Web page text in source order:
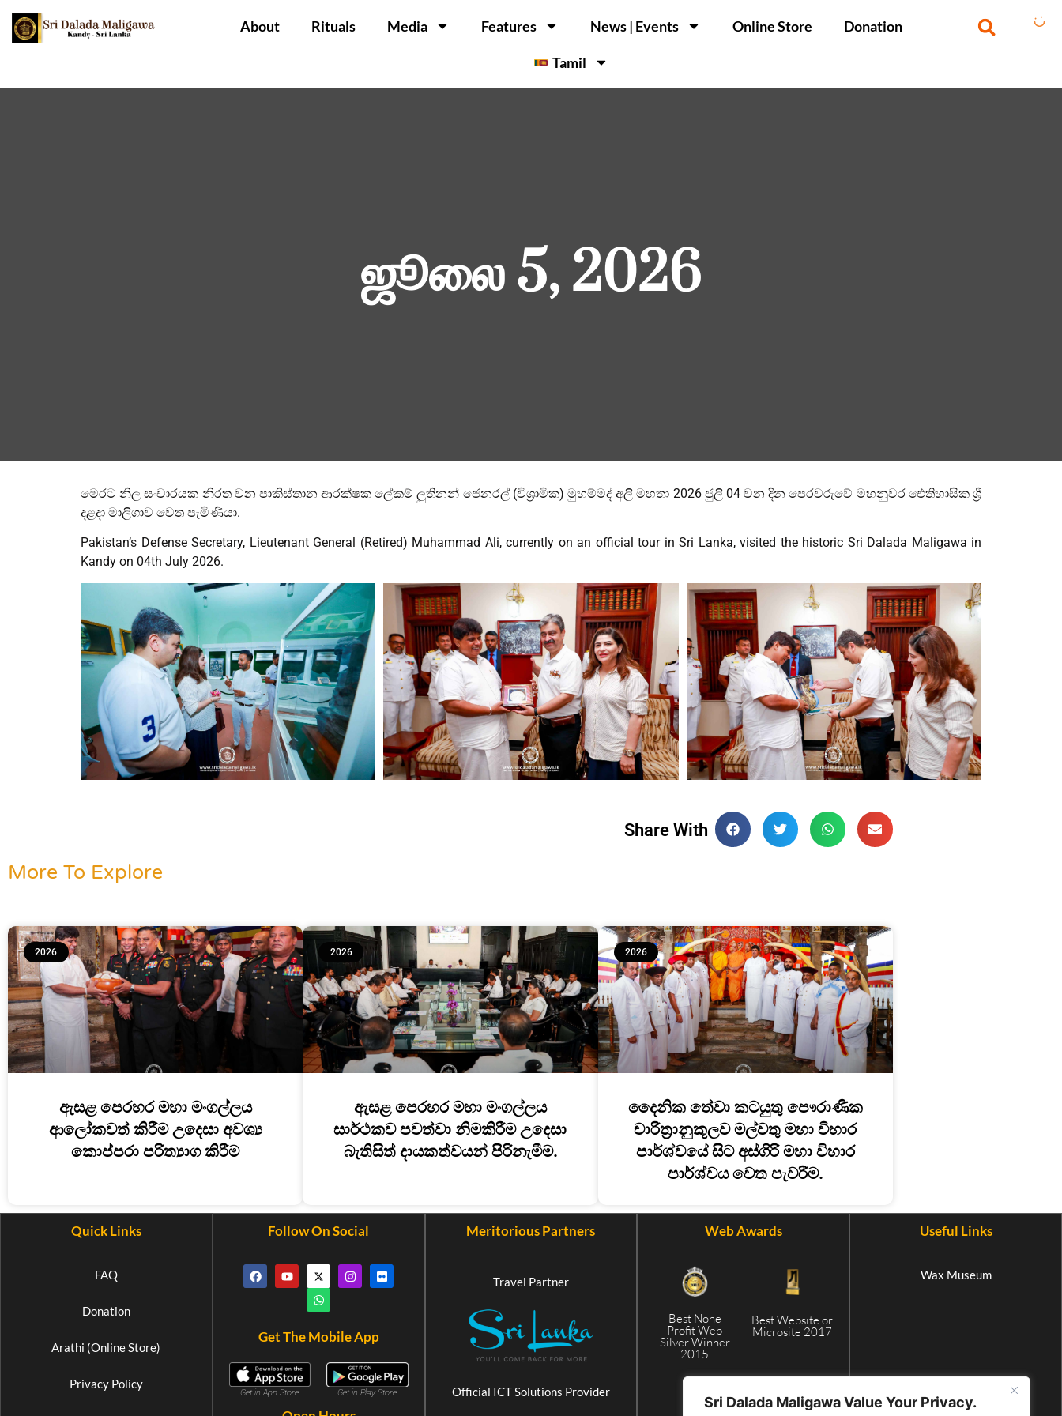
Sri Dalada Maligawa Value Your Privacy.
About Rituals Media Features News | Events Online Store Donation
Tamil
ஜூலை 5, 2026
මෙරට නිල සංචාරයක නිරත වන පාකිස්තාන ආරක්ෂක ලේකම් ලුතිනන් ජෙනරල් (විශ්‍රාමික) මුහම්මද් අලි මහතා 2026 ජුලි 04 වන දින පෙරවරුවේ මහනුවර ඓතිහාසික ශ්‍රී
දළදා මාලිගාව වෙත පැමිණියා.
Pakistan’s Defense Secretary, Lieutenant General (Retired) Muhammad Ali, currently on an official tour in Sri Lanka, visited the historic Sri Dalada Maligawa in
Kandy on 04th July 2026.
Share With
More To Explore
2026
ඇසළ පෙරහර මහා මංගල්ලය
ආලෝකවත් කිරීම උදෙසා අවශ්‍ය
කොප්පරා පරිත්‍යාග කිරීම
2026
ඇසළ පෙරහර මහා මංගල්ලය
සාර්ථකව පවත්වා නිමකිරීම උදෙසා
බැතිසිත් දායකත්වයන් පිරිනැමීම.
2026
දෛනික තේවා කටයුතු පෞරාණික
චාරිත්‍රානුකූලව මල්වතු මහා විහාර
පාර්ශ්වයේ සිට අස්ගිරි මහා විහාර
පාර්ශ්වය වෙත පැවරීම.
Quick Links
FAQ
Donation
Arathi (Online Store)
Privacy Policy
Follow On Social
Get The Mobile App
Get in App Store Get in Play Store
Meritorious Partners
Travel Partner
Official ICT Solutions Provider
Web Awards
Best None
Profit Web
Silver Winner
2015
Best Website or
Microsite 2017
Useful Links
Wax Museum